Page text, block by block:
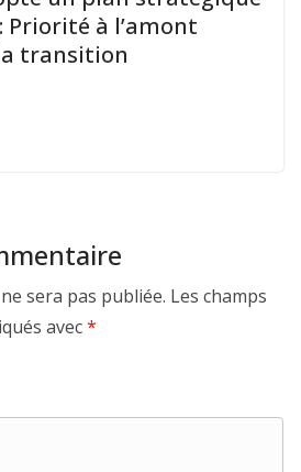
Priorité à l’amont
transition
sera pas publiée. Les champs
avec*